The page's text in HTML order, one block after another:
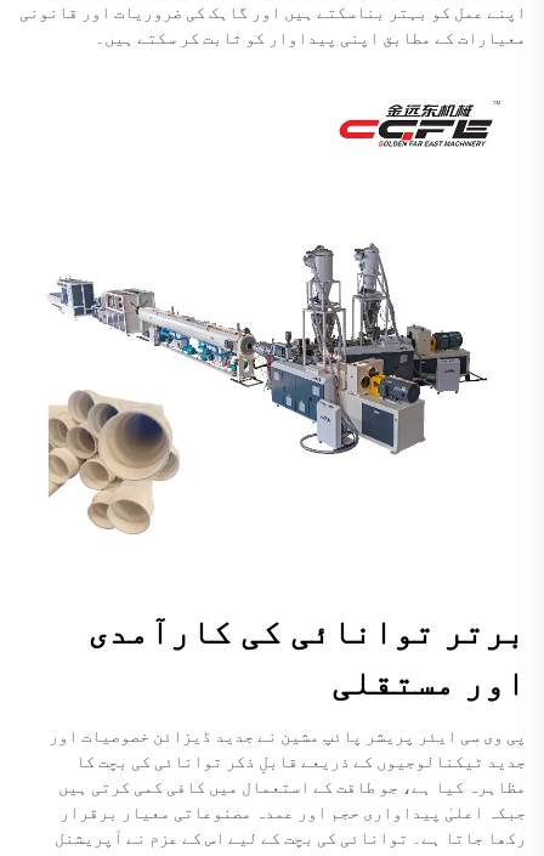
اپنے عمل کو بہتر بناسکتے ہیں اور گاہک کی ضروریات اور قانونی
معیارات کے مطابق اپنی پیداوار کو ثابت کر سکتے ہیں۔
برتر توانائی کی کارآمدی
اور مستقلی
پی وی سی ایئر پریشر پائپ مشین نے جدید ڈیزائن خصوصیات اور
جدید ٹیکنالوجیوں کے ذریعے قابلِ ذکر توانائی کی بچت کا
مظاہرہ کیا ہے، جو طاقت کے استعمال میں کافی کمی کرتی ہیں
جبکہ اعلیٰ پیداواری حجم اور عمدہ مصنوعاتی معیار برقرار
رکھا جاتا ہے۔ توانائی کی بچت کے لیے اس کے عزم نے آپریشنل